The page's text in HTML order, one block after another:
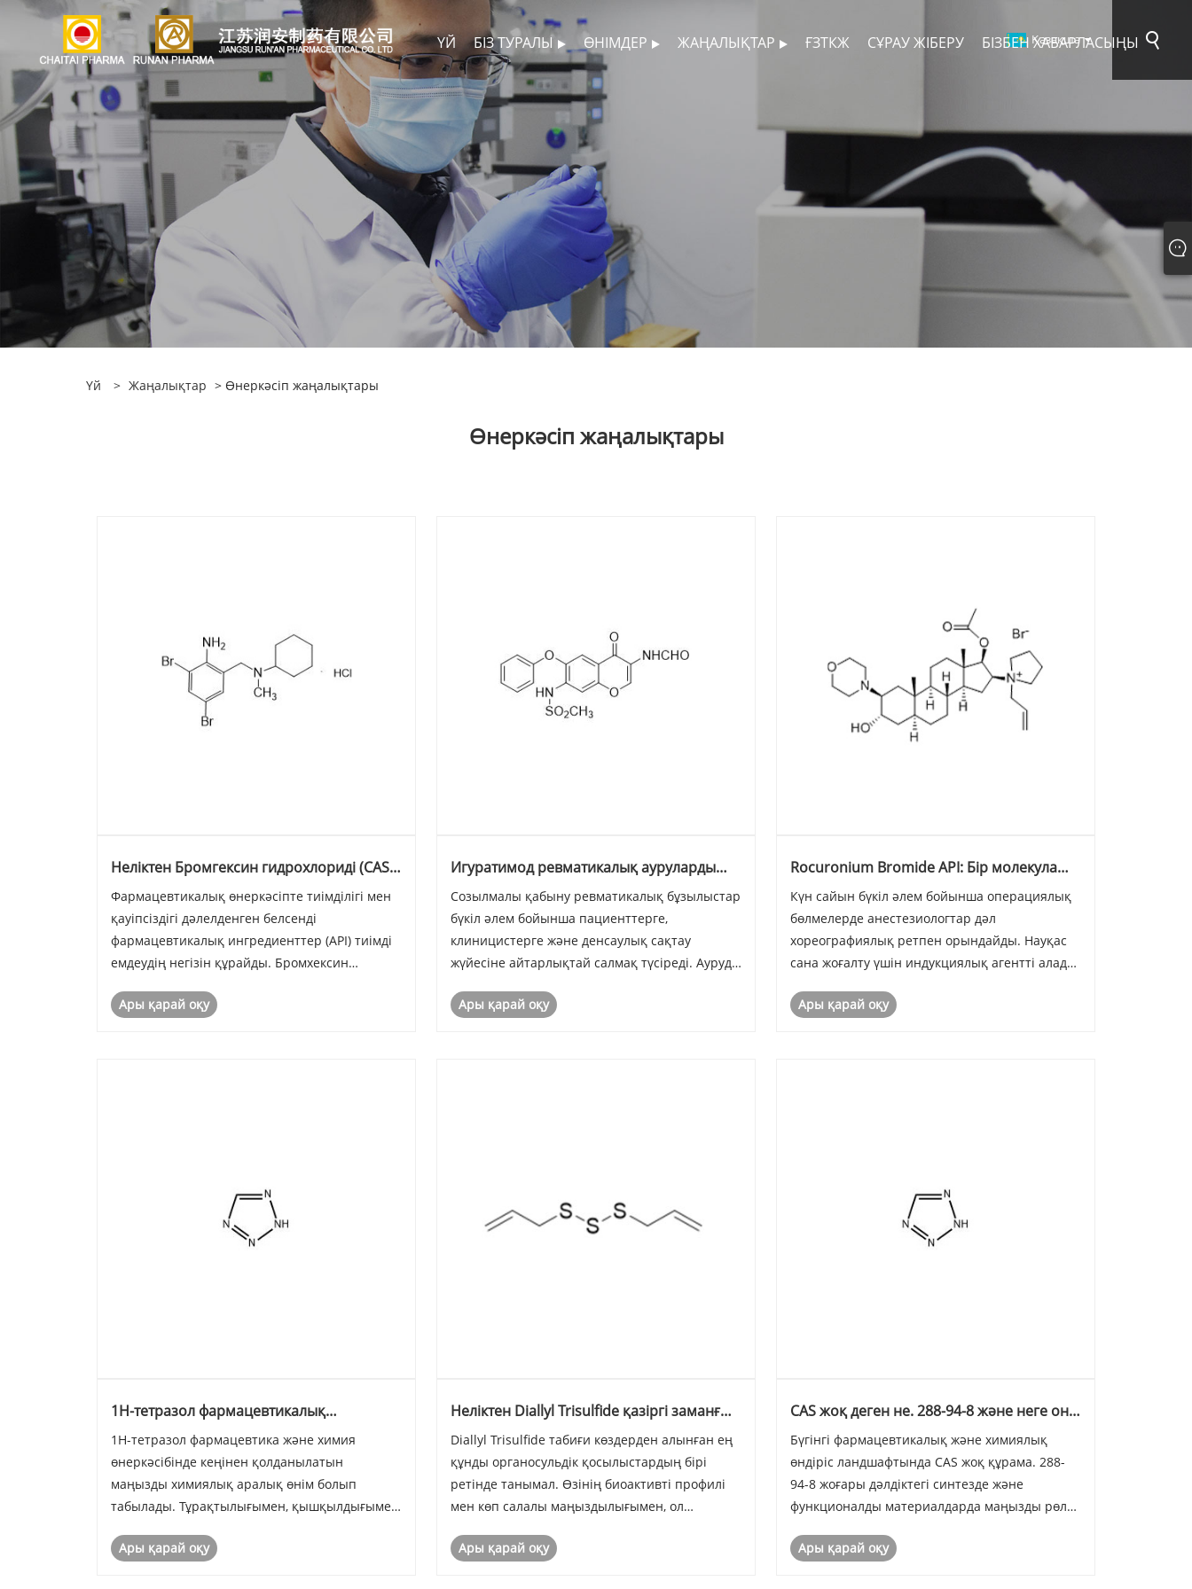
ҮЙ БІЗ ТУРАЛЫ ӨНІМДЕР ЖАҢАЛЫҚТАР ҒЗТКЖ СҰРАУ ЖІБЕРУ БІЗБЕН ХАБАРЛАСЫҢЫ
Қазақша
Үй > Жаңалықтар > Өнеркәсіп жаңалықтары
Өнеркәсіп жаңалықтары
Неліктен Бромгексин гидрохлориді (CAS
экспекторанттық терапиядағы негізгі API
болып табылады?
Фармацевтикалық өнеркәсіпте тиімділігі мен
қауіпсіздігі дәлелденген белсенді
фармацевтикалық ингредиенттер (API) тиімді
емдеудің негізін құрайды. Бромхексин
созылмалы тыныс алу жағдайларын емдеуде
Ары қарай оқу
Игуратимод ревматикалық ауруларды
Созылмалы қабыну ревматикалық бұзылыстар
бүкіл әлем бойынша пациенттерге,
клиницистерге және денсаулық сақтау
жүйесіне айтарлықтай салмақ түсіреді. Ауруды
ретінде Игуратимод ревматоидты артрит пен
Ары қарай оқу
Rocuronium Bromide API: Бір молекула
қалай қолдайды?
Күн сайын бүкіл әлем бойынша операциялық
бөлмелерде анестезиологтар дәл
хореографиялық ретпен орындайды. Науқас
сана жоғалту үшін индукциялық агентті алады.
- қаңқа бұлшықеттерін, соның ішінде тыныс
Ары қарай оқу
1Н-тетразол фармацевтикалық
1Н-тетразол фармацевтика және химия
өнеркәсібінде кеңінен қолданылатын
маңызды химиялық аралық өнім болып
табылады. Тұрақтылығымен, қышқылдығымен
қабілетімен танымал 1Н-тетразол белсенді
Ары қарай оқу
Неліктен Diallyl Trisulfide қазіргі заманғы
қосылыс бола ма?
Diallyl Trisulfide табиғи көздерден алынған ең
құнды органосульдік қосылыстардың бірі
ретінде танымал. Өзінің биоактивті профилі
мен көп салалы маңыздылығымен, ол
ауылшаруашылығы және химиялық
Ары қарай оқу
CAS жоқ деген не. 288-94-8 және неге оны
Бүгінгі фармацевтикалық және химиялық
өндіріс ландшафтында CAS жоқ құрама. 288-
94-8 жоғары дәлдіктегі синтезде және
функционалды материалдарда маңызды рөл
Ltd. біз бұл қосылысты сапа, қауіпсіздік және
Ары қарай оқу